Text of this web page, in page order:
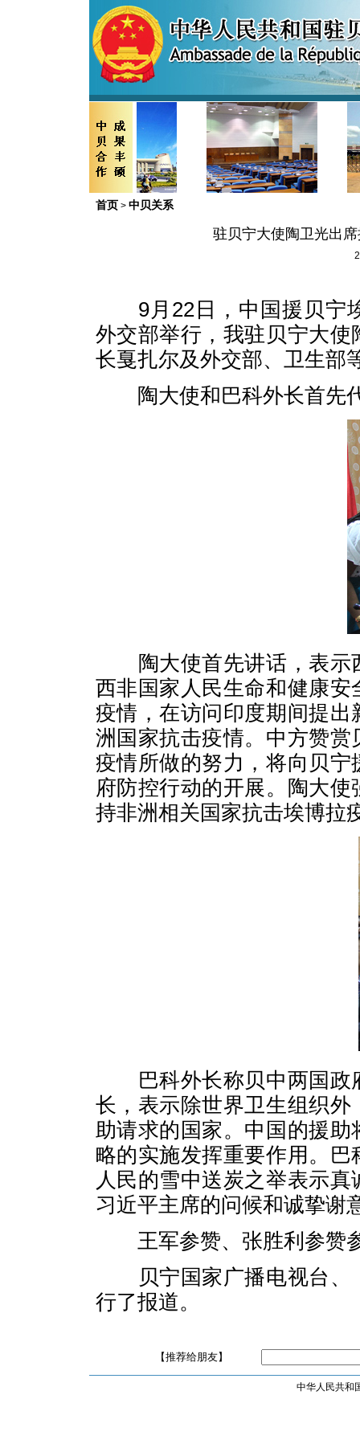
首页 > 中贝关系
驻贝宁大使陶卫光出
9月 22日， 中国援贝宁
外交部举行，我驻贝宁大
长戛扎尔及外交部、卫生部
陶大使和巴科外长首先
陶大使首先讲话，表
西非国家人民生命和健康
疫情，在访问印度期间提
洲国家抗击疫情。中方赞
疫情所做的努力，将向贝
府防控行动的开展。陶大
持非洲相关国家抗击埃博拉
巴科外长称贝中两国
长，表示除世界卫生组织
助请求的国家。中国的援
略的实施发挥重要作用。
人民的雪中送炭之举表示
习近平主席的问候和诚挚谢
王军参赞、张胜利参赞
贝宁国家广播电视台
行了报道。
【推荐给朋友】
中华人民共和